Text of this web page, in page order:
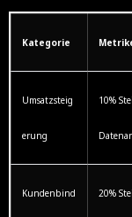
Kategorie
Umsatzsteig
erung
10%
Kundenbind 20%